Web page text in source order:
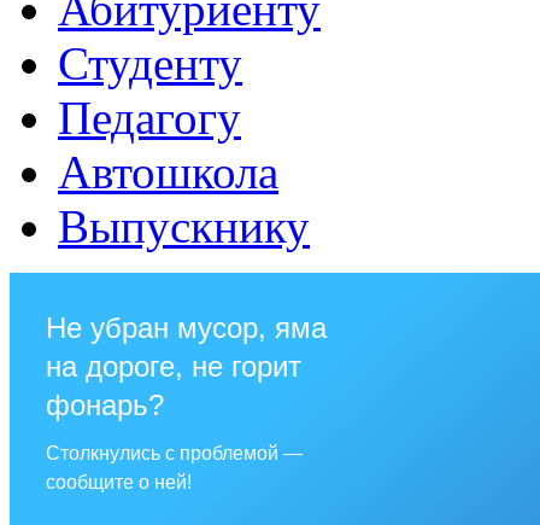
Студенту
Педагогу
Автошкола
Выпускнику
Не убран мусор, яма
на дороге, не горит
фонарь?
Столкнулись с проблемой —
сообщите о ней!